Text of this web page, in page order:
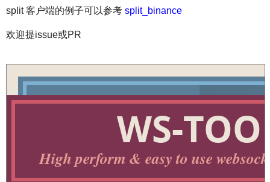
split 客户端的例子可以参考 split_binance
欢迎提issue或PR